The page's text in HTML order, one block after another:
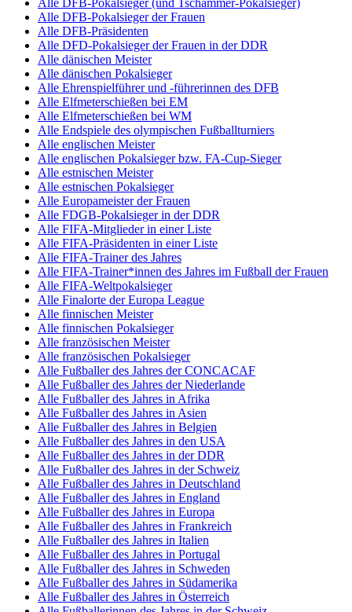
Alle DFB-Pokalsieger der Frauen
Alle DFB-Präsidenten
Alle DFD-Pokalsieger der Frauen in der DDR
Alle dänischen Meister
Alle dänischen Pokalsieger
Alle Ehrenspielführer und -führerinnen des DFB
Alle Elfmeterschießen bei EM
Alle Elfmeterschießen bei WM
Alle Endspiele des olympischen Fußballturniers
Alle englischen Meister
Alle englischen Pokalsieger bzw. FA-Cup-Sieger
Alle estnischen Meister
Alle estnischen Pokalsieger
Alle Europameister der Frauen
Alle FDGB-Pokalsieger in der DDR
Alle FIFA-Mitglieder in einer Liste
Alle FIFA-Präsidenten in einer Liste
Alle FIFA-Trainer des Jahres
Alle FIFA-Trainer*innen des Jahres im Fußball der Frauen
Alle FIFA-Weltpokalsieger
Alle Finalorte der Europa League
Alle finnischen Meister
Alle finnischen Pokalsieger
Alle französischen Meister
Alle französischen Pokalsieger
Alle Fußballer des Jahres der CONCACAF
Alle Fußballer des Jahres der Niederlande
Alle Fußballer des Jahres in Afrika
Alle Fußballer des Jahres in Asien
Alle Fußballer des Jahres in Belgien
Alle Fußballer des Jahres in den USA
Alle Fußballer des Jahres in der DDR
Alle Fußballer des Jahres in der Schweiz
Alle Fußballer des Jahres in Deutschland
Alle Fußballer des Jahres in England
Alle Fußballer des Jahres in Europa
Alle Fußballer des Jahres in Frankreich
Alle Fußballer des Jahres in Italien
Alle Fußballer des Jahres in Portugal
Alle Fußballer des Jahres in Schweden
Alle Fußballer des Jahres in Südamerika
Alle Fußballer des Jahres in Österreich